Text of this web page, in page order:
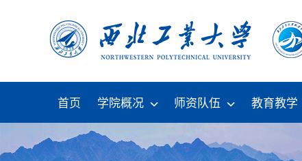
首页 学院概况 师资队伍 教育教学